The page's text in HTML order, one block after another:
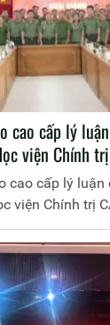
cao cấp lý
viện Chính
cao cấp lý luận
viện Chính trị